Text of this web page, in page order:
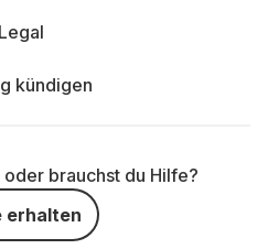
Legal
kündigen
brauchst du Hilfe?
erhalten